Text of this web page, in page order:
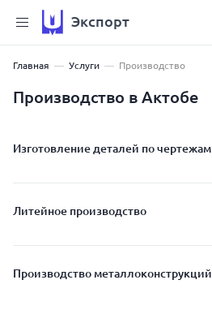
Экспорт
Главная Услуги Производство
Производство в Актобе
Изготовление деталей по чертежам
Литейное производство
Производство металлоконструкций